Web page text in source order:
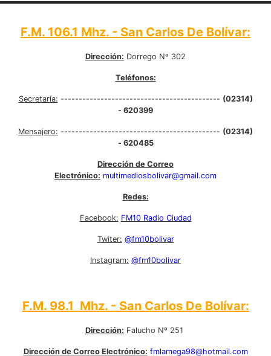
F.M. 106.1 Mhz. - San Carlos De Bolívar:
Dirección: Dorrego Nº 302
Teléfonos:
Secretaría: -------------------------------------------- (02314)
- 620399
Mensajero: -------------------------------------------- (02314)
- 620485
Dirección de Correo
Electrónico: multimediosbolivar@gmail.com
Redes:
Facebook: FM10 Radio Ciudad
Twiter: @fm10bolivar
Instagram: @fm10bolivar
F.M. 98.1 Mhz. - San Carlos De Bolívar:
Dirección: Falucho Nº 251
Dirección de Correo Electrónico: fmlamega98@hotmail.com